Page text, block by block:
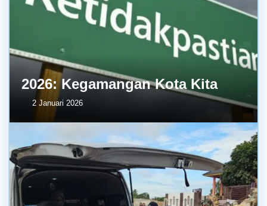
2026: Kegamangan Kota Kita
2 Januari 2026